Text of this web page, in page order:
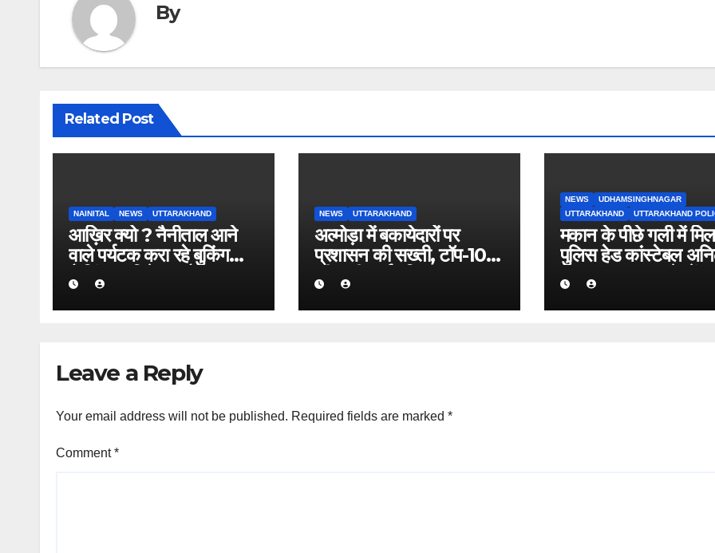
By
Related Post
NAINITAL NEWS UTTARAKHAND
आख़िर क्यो ? नैनीताल आने
वाले पर्यटक करा रहे बुकिंग
कैसिंल” पढिये क्या है पूरा
मामला।
NEWS UTTARAKHAND
अल्मोड़ा में बकायेदारों पर
प्रशासन की सख्ती, टॉप-10
की सूची सार्वजनिक एक लाख
से अधिक बकाया वालों के नाम-
पते चस्पा, राजस्व वसूली
NEWS
UDHAMSINGHNAGAR
UTTARAKHAND
UTTARAKHAND
मकान के पीछे गली में
पुलिस हेड कांस्टेबल
रावत का शव, इलाके में मचा
हड़कंप।
Leave a Reply
Your email address will not be published. Required fields are marked *
Comment*